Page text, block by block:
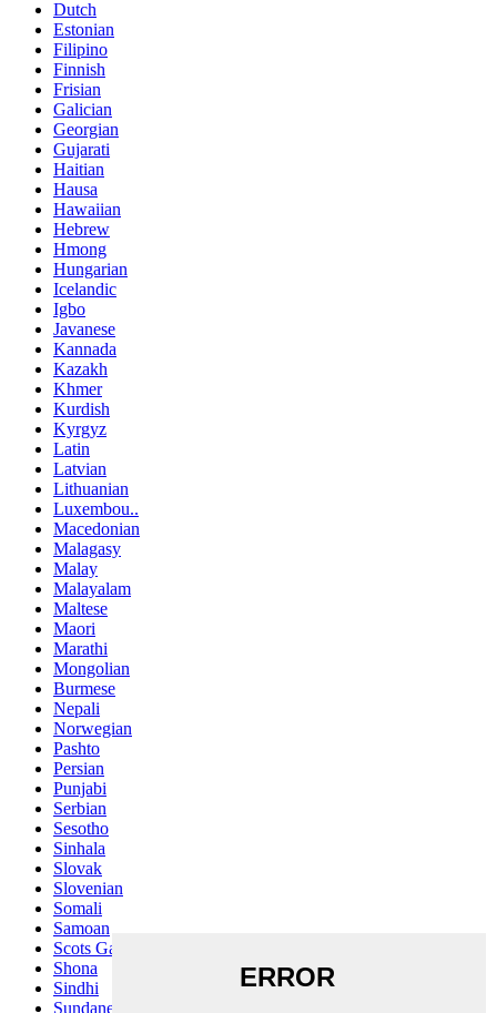
Dutch
Estonian
Filipino
Finnish
Frisian
Galician
Georgian
Gujarati
Haitian
Hausa
Hawaiian
Hebrew
Hmong
Hungarian
Icelandic
Igbo
Javanese
Kannada
Kazakh
Khmer
Kurdish
Kyrgyz
Latin
Latvian
Lithuanian
Luxembou..
Macedonian
Malagasy
Malay
Malayalam
Maltese
Maori
Marathi
Mongolian
Burmese
Nepali
Norwegian
Pashto
Persian
Punjabi
Serbian
Sesotho
Sinhala
Slovak
Slovenian
Somali
Samoan
Scots Gaelic
Shona
Sindhi
Sundanese